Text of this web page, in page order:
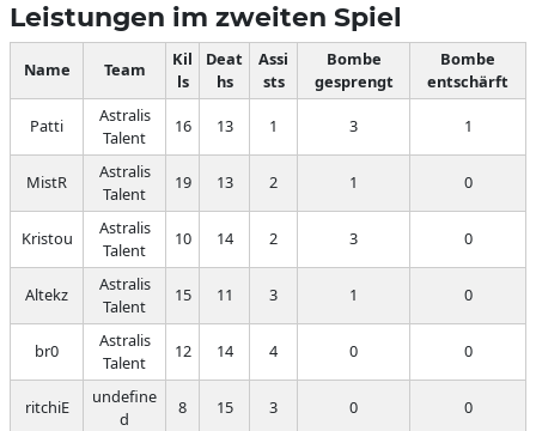
Leistungen im zweiten Spiel
Name Team
Kil
ls
Deat
hs
Assi
sts
Bombe
gesprengt
Bombe
entschärft
Patti
Astralis
Talent
16 13 1 3 1
MistR
Astralis
Talent
19 13 2 1 0
Kristou
Astralis
Talent
10 14 2 3 0
Altekz
Astralis
Talent
15 11 3 1 0
br0
Astralis
Talent
12 14 4 0 0
ritchiE
undefine
d
8 15 3 0 0